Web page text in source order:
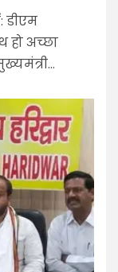
डीएम
हो अच्छा